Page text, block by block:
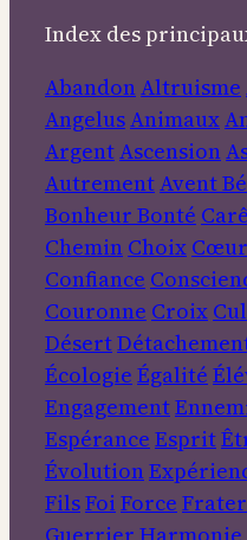
Index des
AbandonAltruisme
AngelusAnimaux
ArgentAscension
AutrementAvent
Bonheur Bonté
Chemin Choix Cœur
Confiance
Couronne Croix
Désert
Écologie Égalité
Engagement
Espérance Esprit
Évolution
FilsFoi Force